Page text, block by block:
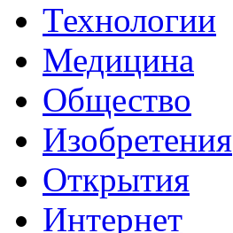
Технологии
Медицина
Общество
Изобретения
Открытия
Интернет